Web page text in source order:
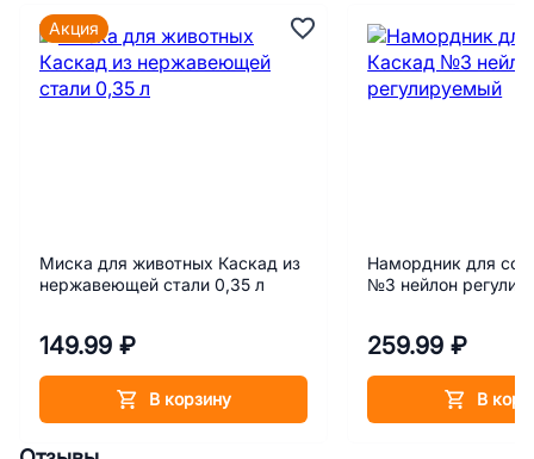
Миска для животных Каскад из
нержавеющей стали 0,35 л
149.99 ₽
В корзину
Акция
Намордник для
№3 нейлон
259.99 ₽
В